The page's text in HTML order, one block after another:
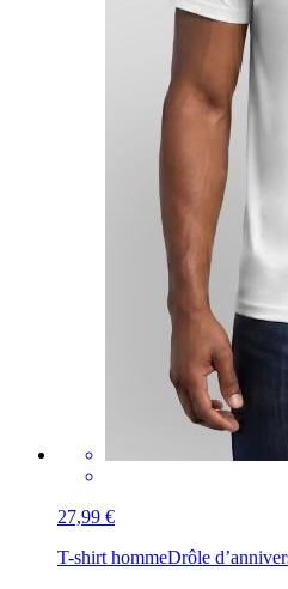
27,99 €
T-shirt hommeDrôle